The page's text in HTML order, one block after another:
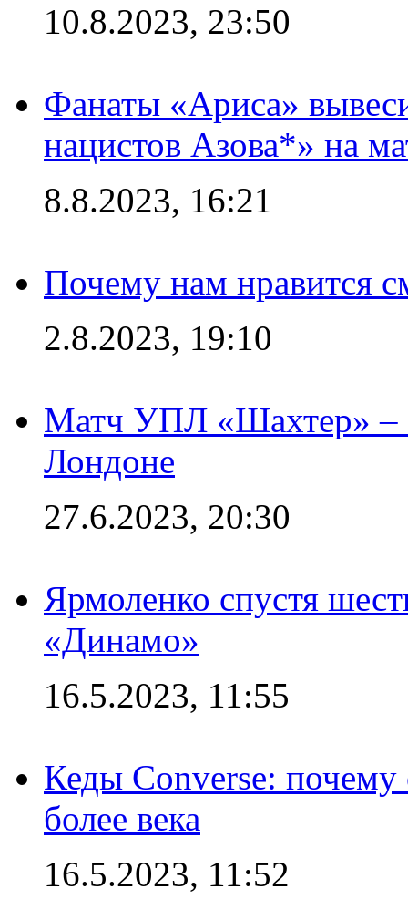
10.8.2023, 23:50
Фанаты «Ариса»
нацистов Азова*» на
8.8.2023, 16:21
Почему нам нравится
2.8.2023, 19:10
Матч УПЛ «Шахтер» –
Лондоне
27.6.2023, 20:30
Ярмоленко спустя
«Динамо»
16.5.2023, 11:55
Кеды Converse:
более века
16.5.2023, 11:52